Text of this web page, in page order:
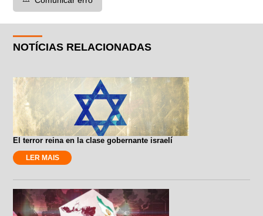
NOTÍCIAS RELACIONADAS
El terror reina en la clase gobernante israelí
LER MAIS